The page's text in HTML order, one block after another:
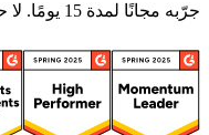
جرّبه مجانًا لمدة 15 يومًا. لا حاجة لبطاقة ائتمان.